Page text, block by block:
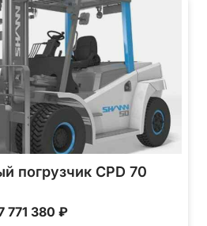
погрузчик CPD 70
771 380 ₽